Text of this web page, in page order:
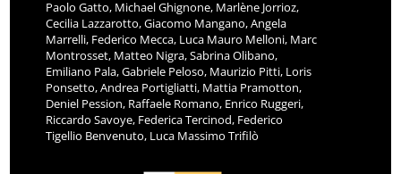
Paolo Gatto, Michael Ghignone, Marlène Jorrioz,
Cecilia Lazzarotto, Giacomo Mangano, Angela
Marrelli, Federico Mecca, Luca Mauro Melloni, Marc
Montrosset, Matteo Nigra, Sabrina Olibano,
Emiliano Pala, Gabriele Peloso, Maurizio Pitti, Loris
Ponsetto, Andrea Portigliatti, Mattia Pramotton,
Deniel Pession, Raffaele Romano, Enrico Ruggeri,
Riccardo Savoye, Federica Tercinod, Federico
Tigellio Benvenuto, Luca Massimo Trifilò